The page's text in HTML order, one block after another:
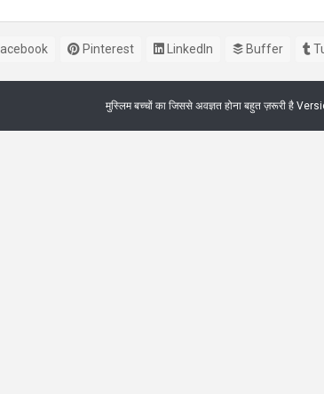
Pinterest LinkedIn Buffer
मुस्लिम बच्चों का जिससे अवज्ञत होना बहुत ज़रूरी है